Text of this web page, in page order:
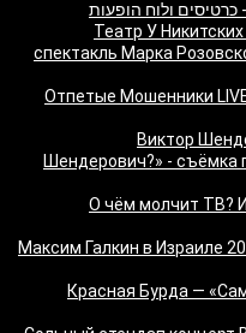
"Театр У
спектакль Марка
Отпетые Мошенники
Виктор
Шендерович?» - съёмка
«О чём молчит ТВ?
Максим Галкин в Израиле
Красная Бурда —